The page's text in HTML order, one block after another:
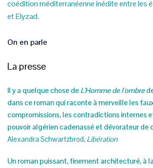
coédition méditerranéenne inédite entre les
et Elyzad.
On en parle
La presse
Il y a quelque chose de L’Homme de l’ombre
dans ce roman qui raconte à merveille les
compromissions, les contradictions internes
pouvoir algérien cadenassé et dévorateur de
Alexandra Schwartzbrod, Libération
Un roman puissant, finement architecturé, à